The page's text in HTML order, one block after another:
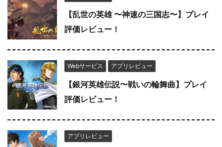
【乱世の英雄 〜神速の三国志〜】プレイ
評価レビュー！
Webサービス アプリレビュー
【銀河英雄伝説〜戦いの輪舞曲】プレイ
評価レビュー！
アプリレビュー